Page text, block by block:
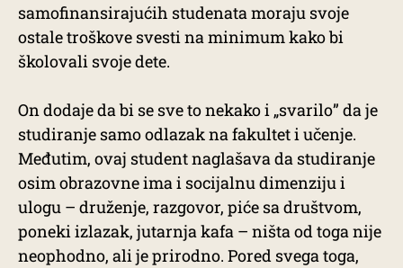
samofinansirajućih studenata moraju svoje
ostale troškove svesti na minimum kako bi
školovali svoje dete.
On dodaje da bi se sve to nekako i „svarilo” da je
studiranje samo odlazak na fakultet i učenje.
Međutim, ovaj student naglašava da studiranje
osim obrazovne ima i socijalnu dimenziju i
ulogu – druženje, razgovor, piće sa društvom,
poneki izlazak, jutarnja kafa – ništa od toga nije
neophodno, ali je prirodno. Pored svega toga,